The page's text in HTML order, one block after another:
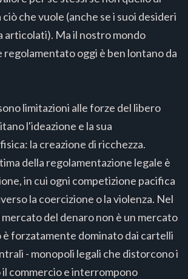
che vuole (anche se i suoi desideri
articolati). Ma il nostro mondo
regolamentato oggi è ben lontano da
limitazioni alle forze del libero
l'ideazione e la sua
la creazione di ricchezza.
della regolamentazione legale è
in cui ogni competizione pacifica
la coercizione o la violenza. Nel
mercato del denaro non è un mercato
è forzatamente dominato dai cartelli
- monopoli legali che distorcono i
commercio e interrompono